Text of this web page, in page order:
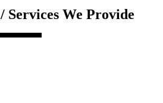
Services We Provide